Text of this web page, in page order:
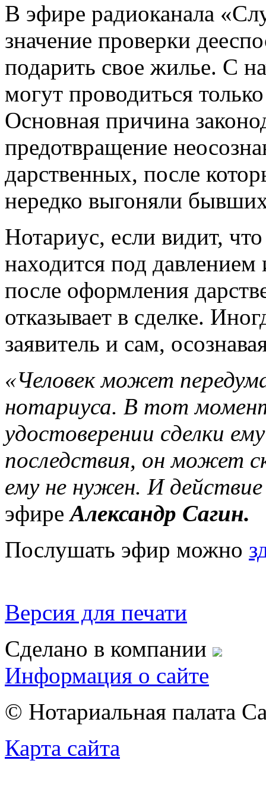
В эфире радиоканала
значение проверки
подарить свое жилье. С
могут проводиться
Основная причина
предотвращение
дарственных, после
нередко выгоняли
Нотариус, если видит,
находится под
после оформления
отказывает в сделке.
заявитель и сам,
«Человек может
нотариуса. В тот
удостоверении сделки
последствия, он может
ему не нужен. И
эфиреАлександр Сагин.
Послушать эфир можно
Версия для печати
Сделано в компании
Информация о сайте
© Нотариальная палата
Карта сайта